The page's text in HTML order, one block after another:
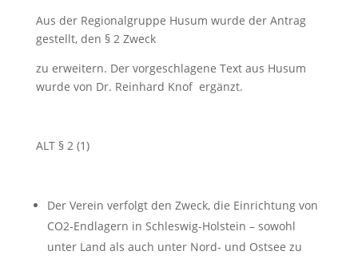
Aus der Regionalgruppe Husum wurde der Antrag
gestellt, den § 2 Zweck
zu erweitern. Der vorgeschlagene Text aus Husum
wurde von Dr. Reinhard Knof ergänzt.
ALT § 2 (1)
Der Verein verfolgt den Zweck, die Einrichtung von
CO2-Endlagern in Schleswig-Holstein – sowohl
unter Land als auch unter Nord- und Ostsee zu